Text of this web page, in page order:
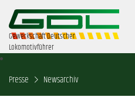
Gewerkschaft Deutscher
Lokomotivführer
Presse Newsarchiv